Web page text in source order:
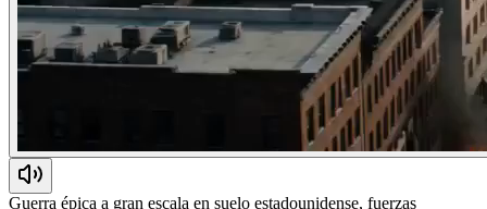
Guerra épica a gran escala en suelo estadounidense, fuerzas